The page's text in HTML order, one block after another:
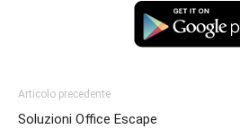
Articolo precedente
Soluzioni Office Escape